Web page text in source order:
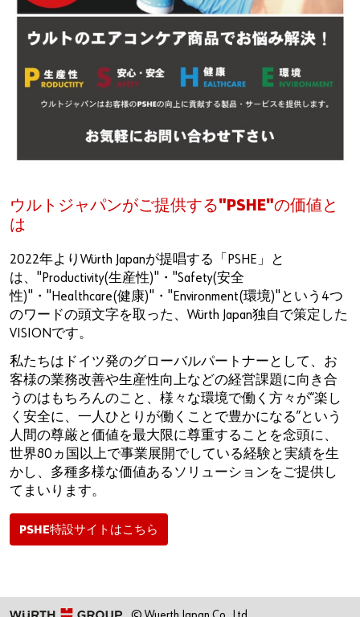
ウルトジャパンがご提供する"PSHE"の価値と
は
2022年よりWürth Japanが提唱する「PSHE」と
は、"Productivity(生産性)"・"Safety(安全
性)"・"Healthcare(健康)"・"Environment(環境)"という4つ
のワードの頭文字を取った、Würth Japan独自で策定した
VISIONです。
私たちはドイツ発のグローバルパートナーとして、お
客様の業務改善や生産性向上などの経営課題に向き合
うのはもちろんのこと、様々な環境で働く方々が“楽し
く安全に、一人ひとりが働くことで豊かになる”という
人間の尊厳と価値を最大限に尊重することを念頭に、
世界80ヵ国以上で事業展開でしている経験と実績を生
かし、多種多様な価値あるソリューションをご提供し
てまいります。
PSHE特設サイトはこちら